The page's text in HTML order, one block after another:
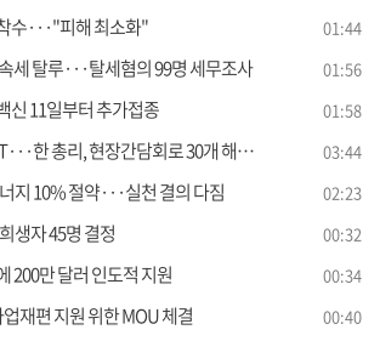
수···"피해 최소화" 01:44
세 탈루···탈세혐의 99명 세무조사 01:56
신 11일부터 추가접종 01:58
총리, 현장간담회로 30개 해결 [정책현장+] 03:44
지 10% 절약···실천 결의 다짐 02:23
생자 45명 결정 00:32
200만 달러 인도적 지원 00:34
재편 지원 위한 MOU 체결 00:40